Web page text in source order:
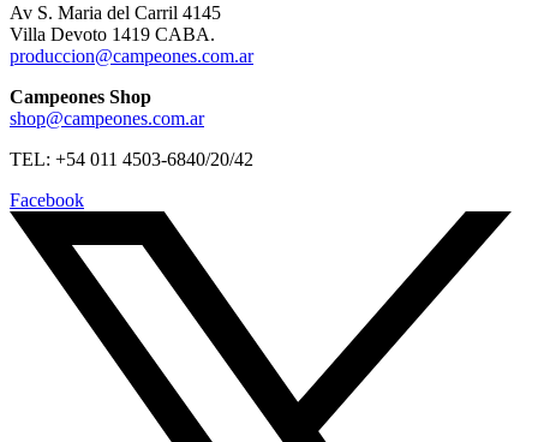
Av S. Maria del Carril 4145
Villa Devoto 1419 CABA.
produccion@campeones.com.ar
Campeones Shop
shop@campeones.com.ar
TEL: +54 011 4503-6840/20/42
Facebook